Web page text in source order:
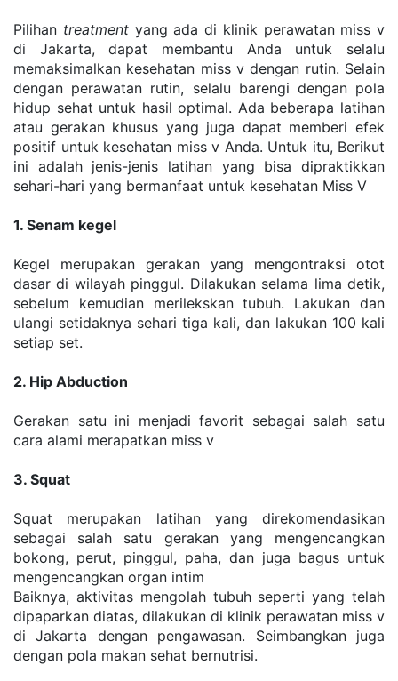
Pilihan treatment yang ada di klinik perawatan miss v
di Jakarta, dapat membantu Anda untuk selalu
memaksimalkan kesehatan miss v dengan rutin. Selain
dengan perawatan rutin, selalu barengi dengan pola
hidup sehat untuk hasil optimal. Ada beberapa latihan
atau gerakan khusus yang juga dapat memberi efek
positif untuk kesehatan miss v Anda. Untuk itu, Berikut
ini adalah jenis-jenis latihan yang bisa dipraktikkan
sehari-hari yang bermanfaat untuk kesehatan Miss V
1. Senam kegel
Kegel merupakan gerakan yang mengontraksi otot
dasar di wilayah pinggul. Dilakukan selama lima detik,
sebelum kemudian merilekskan tubuh. Lakukan dan
ulangi setidaknya sehari tiga kali, dan lakukan 100 kali
setiap set.
2. Hip Abduction
Gerakan satu ini menjadi favorit sebagai salah satu
cara alami merapatkan miss v
3. Squat
Squat merupakan latihan yang direkomendasikan
sebagai salah satu gerakan yang mengencangkan
bokong, perut, pinggul, paha, dan juga bagus untuk
mengencangkan organ intim
Baiknya, aktivitas mengolah tubuh seperti yang telah
dipaparkan diatas, dilakukan di klinik perawatan miss v
di Jakarta dengan pengawasan. Seimbangkan juga
dengan pola makan sehat bernutrisi.